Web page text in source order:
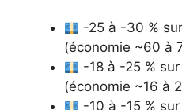
-25 à -30 %
(économie ~60 à
-18 à -25 %
(économie ~16 à
-10 à -15 %